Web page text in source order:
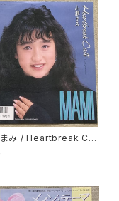
み / Heartbreak Caf